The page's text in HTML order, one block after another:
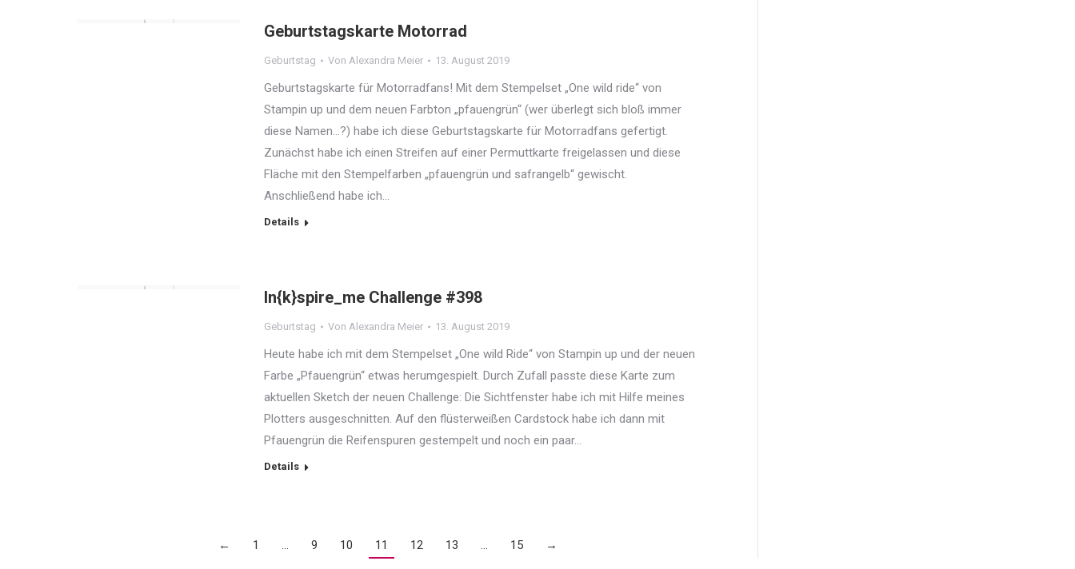
Geburtstagskarte Motorrad
Geburtstag Von Alexandra Meier 13. August 2019
Geburtstagskarte für Motorradfans! Mit dem Stempelset „One wild ride“ von
Stampin up und dem neuen Farbton „pfauengrün“ (wer überlegt sich bloß immer
diese Namen…?) habe ich diese Geburtstagskarte für Motorradfans gefertigt.
Zunächst habe ich einen Streifen auf einer Permuttkarte freigelassen und diese
Fläche mit den Stempelfarben „pfauengrün und safrangelb“ gewischt.
Anschließend habe ich…
Details
In{k}spire_me Challenge #398
Geburtstag Von Alexandra Meier 13. August 2019
Heute habe ich mit dem Stempelset „One wild Ride“ von Stampin up und der neuen
Farbe „Pfauengrün“ etwas herumgespielt. Durch Zufall passte diese Karte zum
aktuellen Sketch der neuen Challenge: Die Sichtfenster habe ich mit Hilfe meines
Plotters ausgeschnitten. Auf den flüsterweißen Cardstock habe ich dann mit
Pfauengrün die Reifenspuren gestempelt und noch ein paar…
Details
← 1 … 9 10 11 12 13 … 15 →